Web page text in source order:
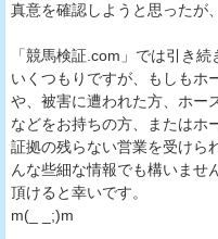
真意を確認しようと思ったが
「競馬検証.com」では引き
いくつもりですが、もしもホ
や、被害に遭われた方、ホー
などをお持ちの方、またはホ
証拠の残らない営業を受けら
んな些細な情報でも構いませ
頂けると幸いです。
m(_ _;)m